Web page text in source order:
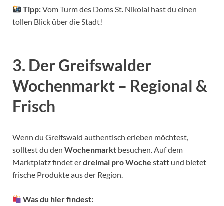
Tipp:Vom Turm des Doms St. Nikolai hast du einen
tollen Blick über die Stadt!
3. Der Greifswalder
Wochenmarkt – Regional &
Frisch
Wenn du Greifswald authentisch erleben möchtest,
solltest du den Wochenmarkt besuchen. Auf dem
Marktplatz findet erdreimal pro Woche statt und bietet
frische Produkte aus der Region.
Was du hier findest: